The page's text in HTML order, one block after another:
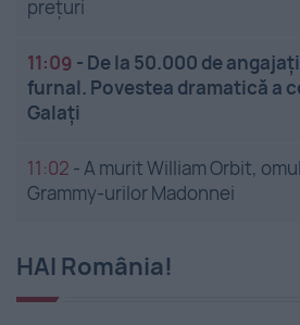
prețuri
11:09 - De la 50.000 de
furnal. Povestea dramatică a
Galați
11:02 -A murit William Orbit,
Grammy-urilor Madonnei
HAI România!